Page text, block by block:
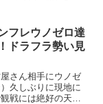
サンフレは補強は
で・...
フレウノゼロ達
ドラフラ勢い見
さん相手にウノゼ
久しぶりに現地に
戦には絶好の天気